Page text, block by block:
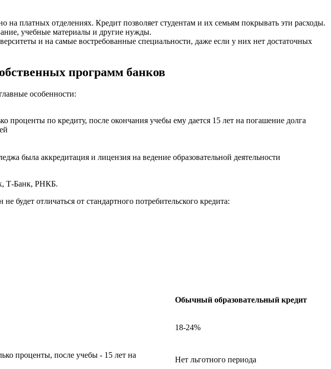
на платных отделениях. Кредит позволяет студентам и их семьям покрывать эти расходы.
учебные материалы и другие нужды.
и на самые востребованные специальности, даже если у них нет достаточных
программ банков
особенности:
проценты по кредиту, после окончания учебы ему дается 15 лет на погашение долга
была аккредитация и лицензия на ведение образовательной деятельности
Т-Банк, РНКБ.
отличаться от стандартного потребительского кредита:
Обычный образовательный кредит
18-24%
проценты, после учебы - 15 лет на
Нет льготного периода